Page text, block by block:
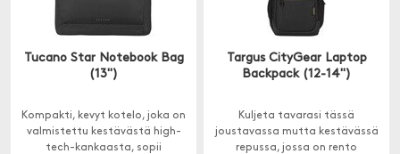
Tucano Star Notebook Bag
(13")
Kompakti, kevyt kotelo, joka on
valmistettu kestävästä high-
tech-kankaasta, sopii
Targus CityGear Laptop
Backpack (12-14")
Kuljeta tavarasi tässä
joustavassa mutta kestävässä
repussa, jossa on rento